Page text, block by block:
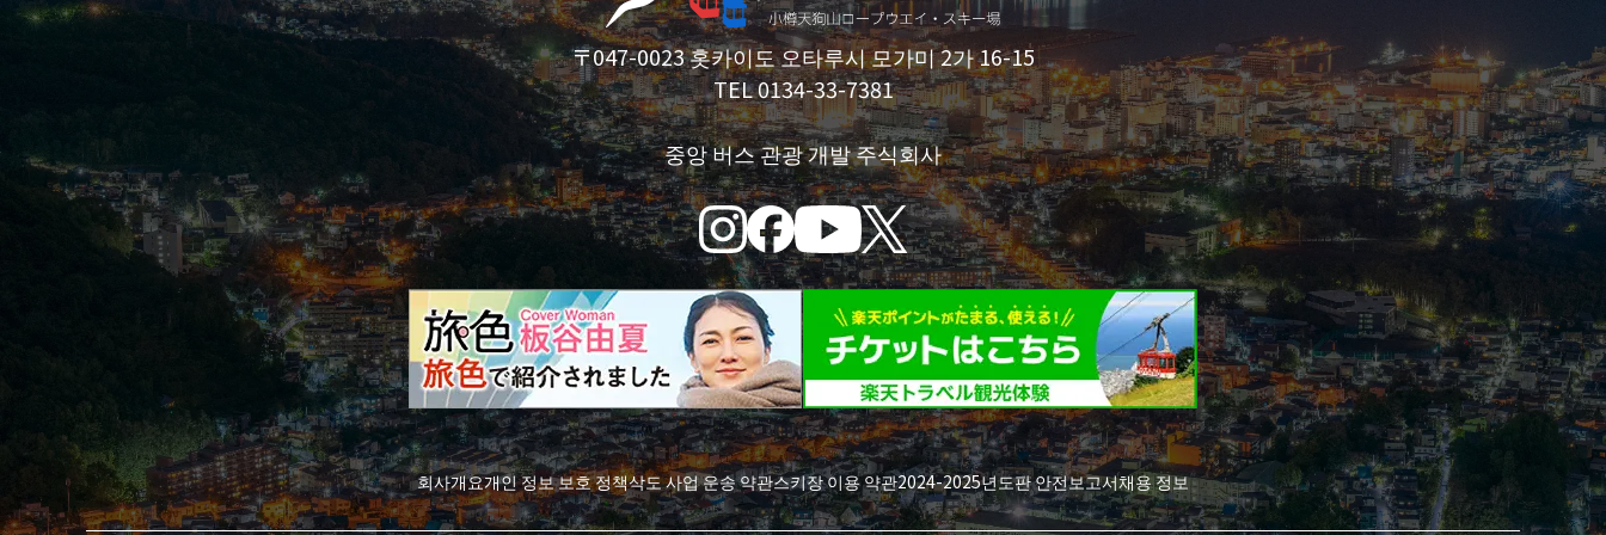
〒047-0023 홋카이도 오타루시 모가미 2가 16-15
TEL 0134-33-7381
중앙 버스 관광 개발 주식회사
회사개요개인 정보 보호 정책삭도 사업 운송 약관스키장 이용 약관2024-2025년도판 안전보고서채용 정보